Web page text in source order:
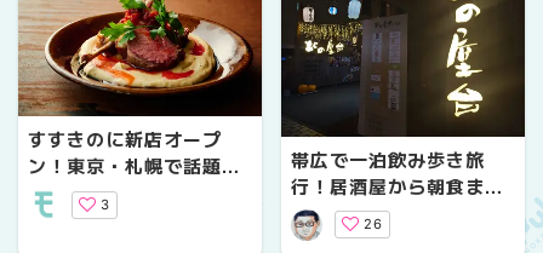
すすきのに新店オープ
ン！東京・札幌で話題の
「ニューイタメシ酒場 gr
azie すすきの2号店」の
3
帯広で一泊飲み歩き旅
行！居酒屋から朝食まで
オススメの4軒を紹介で
す！
26